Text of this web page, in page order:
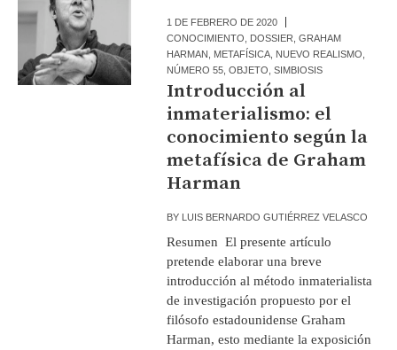
1 DE FEBRERO DE 2020
CONOCIMIENTO
DOSSIER ,GRAHAM
HARMAN
METAFÍSICA NUEVO REALISMO
NÚMERO 55 ,OBJETO ,SIMBIOSIS
Introducción al
inmaterialismo: el
conocimiento según la
metafísica de Graham
Harman
BY LUIS BERNARDO GUTIÉRREZ VELASCO
Resumen El presente artículo
pretende elaborar una breve
introducción al método inmaterialista
de investigación propuesto por el
filósofo estadounidense Graham
Harman, esto mediante la exposición